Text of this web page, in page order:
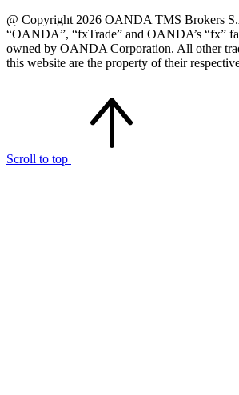
@ Copyright 2026 OANDA TMS Brokers
“OANDA”, “fxTrade” and OANDA’s “fx”
owned by OANDA Corporation. All other
this website are the property of their
Scroll to top